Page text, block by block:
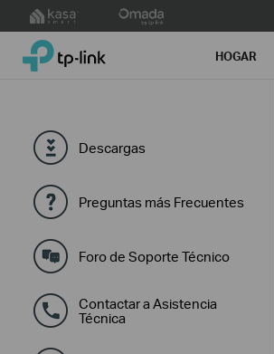
TP-Link, Reliably Smart HOGAR
Descargas
Preguntas más Frecuentes
Foro de Soporte Técnico
Contactar a Asistencia
Técnica